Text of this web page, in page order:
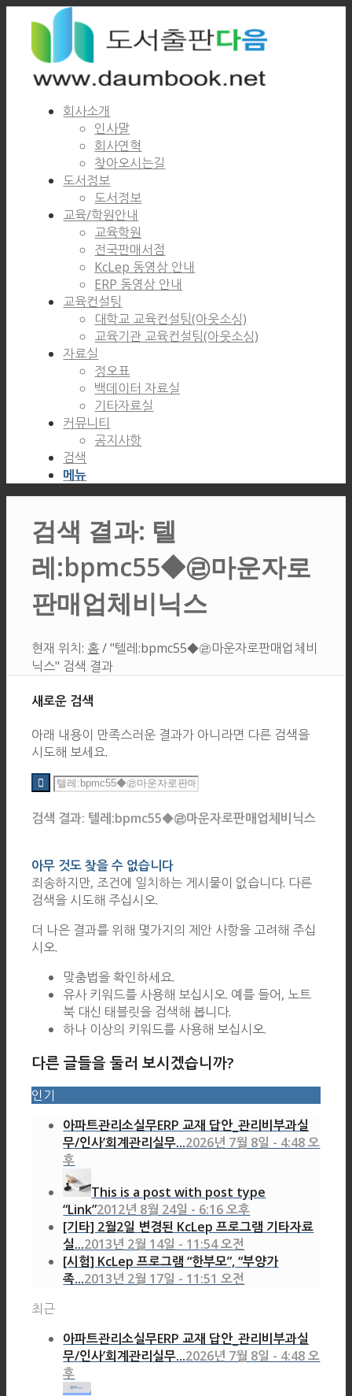
회사소개
인사말
회사연혁
찾아오시는길
도서정보
도서정보
교육/학원안내
교육학원
전국판매서점
KcLep 동영상 안내
ERP 동영상 안내
교육컨설팅
대학교 교육컨설팅(아웃소싱)
교육기관 교육컨설팅(아웃소싱)
자료실
정오표
백데이터 자료실
기타자료실
커뮤니티
공지사항
검색
메뉴
검색 결과: 텔
레:bpmc55◆㉣마운자로
판매업체비닉스
현재 위치: 홈 / "텔레:bpmc55◆㉣마운자로판매업체비
닉스" 검색 결과
새로운 검색
아래 내용이 만족스러운 결과가 아니라면 다른 검색을
시도해 보세요.
검색 결과: 텔레:bpmc55◆㉣마운자로판매업체비닉스
아무 것도 찾을 수 없습니다
죄송하지만, 조건에 일치하는 게시물이 없습니다. 다른
검색을 시도해 주십시오.
더 나은 결과를 위해 몇가지의 제안 사항을 고려해 주십
시오.
맞춤법을 확인하세요.
유사 키워드를 사용해 보십시오. 예를 들어, 노트
북 대신 태블릿을 검색해 봅니다.
하나 이상의 키워드를 사용해 보십시오.
다른 글들을 둘러 보시겠습니까?
인기
아파트관리소실무ERP 교재 답안_관리비부과실
무/인사’회계관리실무...2026년 7월 8일 - 4:48 오
후
This is a post with post type
“Link”2012년 8월 24일 - 6:16 오후
[기타] 2월2일 변경된 KcLep 프로그램 기타자료
실...2013년 2월 14일 - 11:54 오전
[시험] KcLep 프로그램 “한부모”, “부양가
족...2013년 2월 17일 - 11:51 오전
최근
아파트관리소실무ERP 교재 답안_관리비부과실
무/인사’회계관리실무...2026년 7월 8일 - 4:48 오
후